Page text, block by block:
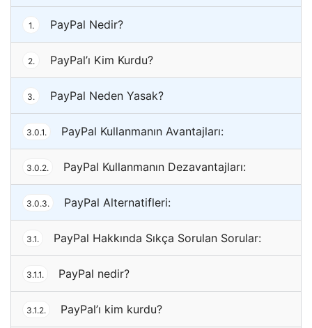
1. PayPal Nedir?
2. PayPal’ı Kim Kurdu?
3. PayPal Neden Yasak?
3.0.1. PayPal Kullanmanın Avantajları:
3.0.2. PayPal Kullanmanın Dezavantajları:
3.0.3. PayPal Alternatifleri:
3.1. PayPal Hakkında Sıkça Sorulan Sorular:
3.1.1. PayPal nedir?
3.1.2. PayPal’ı kim kurdu?